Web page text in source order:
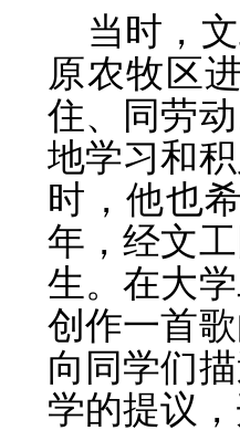
当时，
原农牧区
住、同劳
地学习和
时，他也
年，经文
生。在大
创作一首
向同学们
学的提议